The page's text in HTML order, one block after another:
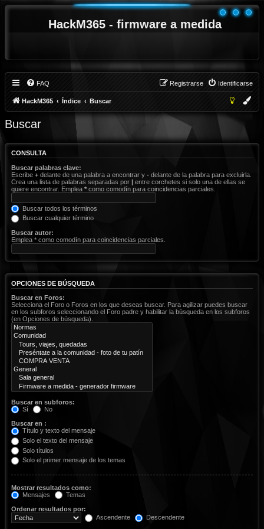
HackM365 - firmware a medida
FAQ Identificarse
Registrarse
HackM365 Índice Buscar
Buscar
CONSULTA
Buscar palabras clave:
Escribe + delante de una palabra a encontrar y - delante de la palabra para excluirla.
Crea una lista de palabras separadas por | entre corchetes si solo una de ellas se
quiere encontrar. Emplea * como comodín para coincidencias parciales.
Buscar todos los términos
Buscar cualquier término
Buscar autor:
Emplea * como comodín para coincidencias parciales.
OPCIONES DE BÚSQUEDA
Buscar en Foros:
Selecciona el Foro o Foros en los que deseas buscar. Para agilizar puedes buscar
en los subforos seleccionando el Foro padre y habilitar la búsqueda en los subforos
(en Opciones de búsqueda).
Buscar en subforos:
Sí
No
Buscar en :
Título y texto del mensaje
Solo el texto del mensaje
Solo títulos
Solo el primer mensaje de los temas
Mostrar resultados como:
Mensajes
Temas
Ordenar resultados por:
Ascendente
Descendente